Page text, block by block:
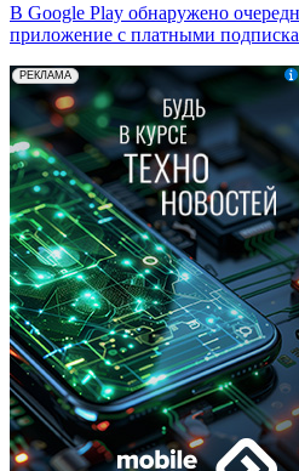
В Google Play обнаружено
приложение с платными